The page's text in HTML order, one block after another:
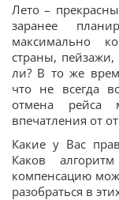
Лето –
заранее
максимально
страны, пейзажи,
ли? В то же
что не всегда
отмена рейса
впечатления от
Какие у Вас
Каков
компенсацию
разобраться в